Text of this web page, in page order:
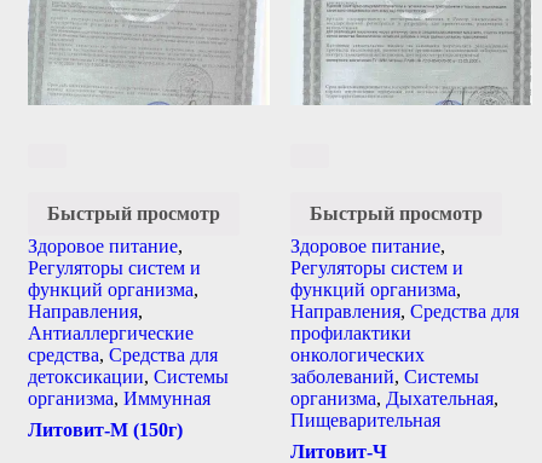
Быстрый просмотр
Здоровое питание,
Регуляторы систем и
функций организма,
Направления,
Антиаллергические
средства, Средства для
детоксикации, Системы
организма, Иммунная
Литовит-М (150г)
Быстрый просмотр
Здоровое питание,
Регуляторы систем и
функций организма,
Направления, Средства для
профилактики
онкологических
заболеваний, Системы
организма, Дыхательная,
Пищеварительная
Литовит-Ч